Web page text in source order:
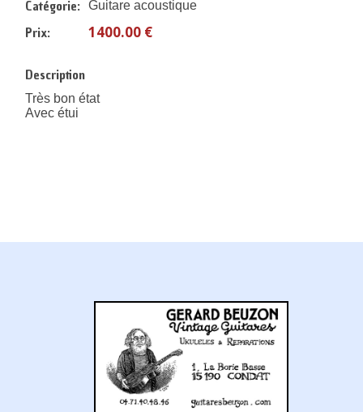
Catégorie: Guitare acoustique
Prix: 1400.00 €
Description
Très bon état
Avec étui